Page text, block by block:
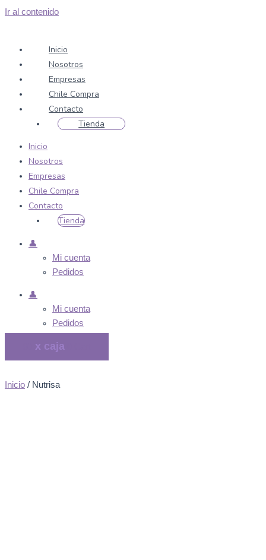
Ir al contenido
Inicio
Nosotros
Empresas
Chile Compra
Contacto
Tienda
Inicio
Nosotros
Empresas
Chile Compra
Contacto
Tienda
👤
Mi cuenta
Pedidos
👤
Mi cuenta
Pedidos
Inicio / Nutrisa